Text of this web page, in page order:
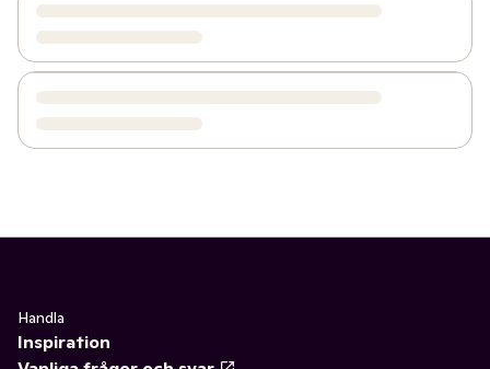
Handla
Inspiration